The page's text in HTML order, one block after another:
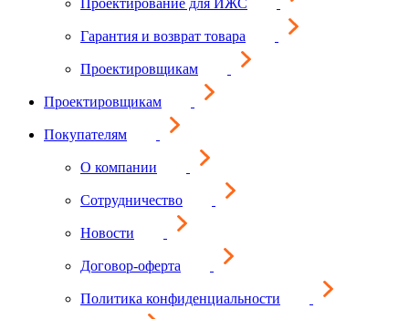
Проектирование для ИЖС
Гарантия и возврат товара
Проектировщикам
Проектировщикам
Покупателям
О компании
Сотрудничество
Новости
Договор-оферта
Политика конфиденциальности